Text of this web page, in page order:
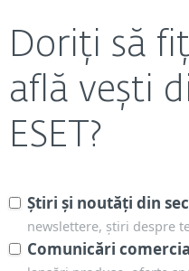
Doriți să
află vești
ESET?
Știri și noutăți din
newslettere, știri despre
Comunicări